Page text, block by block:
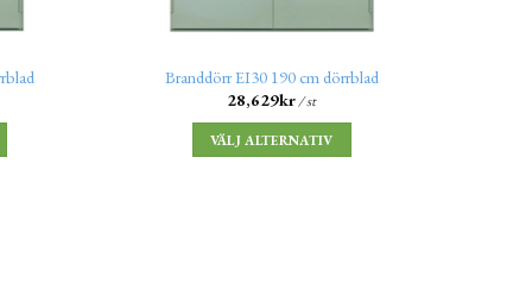
Branddörr EI30 190 cm dörrblad
28,629kr/ st
VÄLJ ALTERNATIV